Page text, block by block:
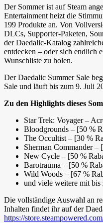
Der Sommer ist auf Steam
Entertainment heizt die
199 Produkte an. Von
DLCs, Supporter-Paketen,
der Daedalic-Katalog
entdecken – oder sich endlich
Wunschliste zu holen.
Der Daedalic Summer Sale
Sale und läuft bis zum 9. Juli
Zu den Highlights dieses
Star Trek: Voyager –
Bloodgrounds – [50 %
The Occultist – [30 %
Sherman Commander –
New Cycle – [50 %
Barotrauma – [50 %
Wild Woods – [67 %
und viele weitere mit bis
Die vollständige Auswahl an
Inhalten findet ihr auf der
https://